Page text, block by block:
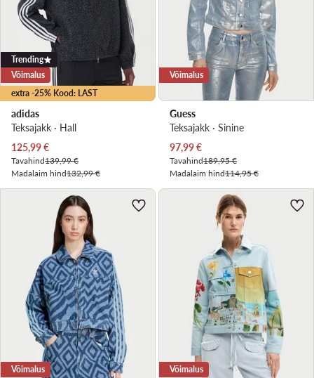
extra -25% Kood: LAST
Trending
Võimalus
adidas
Teksajakk · Hall
Praegune hind
125,99€
Tavahind139,99 €
Madalaim hind132,99 €
Võimalus
Guess
Teksajakk · Sinine
Praegune hind
97,99€
Tavahind189,95 €
Madalaim hind114,95 €
Võimalus Võimalus